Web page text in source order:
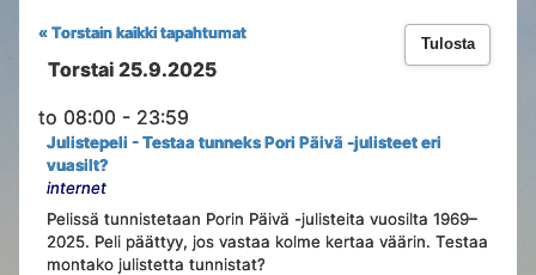
Tulosta
« Torstain kaikki tapahtumat
Torstai 25.9.2025
to 08:00 - 23:59
Julistepeli - Testaa tunneks Pori Päivä -julisteet eri
vuasilt?
internet
Pelissä tunnistetaan Porin Päivä -julisteita vuosilta 1969–
2025. Peli päättyy, jos vastaa kolme kertaa väärin. Testaa
montako julistetta tunnistat?